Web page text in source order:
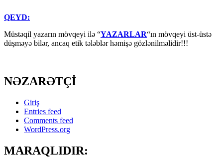
QEYD:
Müstəqil yazarın mövqeyi ilə “YAZARLAR“ın mövqeyi üst-üstə
düşməyə bilər, ancaq etik tələblər həmişə gözlənilməlidir!!!
NƏZARƏTÇİ
Giriş
Entries feed
Comments feed
WordPress.org
MARAQLIDIR: